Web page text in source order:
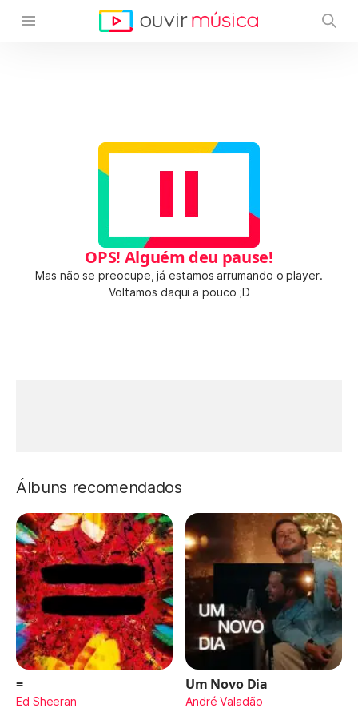
OPS! Alguém deu pause!
Mas não se preocupe, já estamos arrumando o player.
Voltamos daqui a pouco ;D
Álbuns recomendados
=
Ed Sheeran
Um Novo Dia
André Valadão